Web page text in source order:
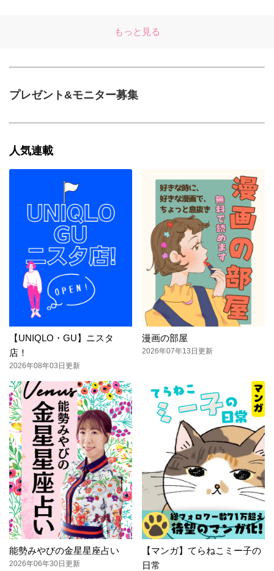
もっと見る
プレゼント&モニター募集
人気連載
【UNIQLO・GU】ニスタ
店！
2026年08年03日更新
漫画の部屋
2026年07年13日更新
能勢みやびの金星星座占い
2026年06年30日更新
【マンガ】てらねこミー子の
日常